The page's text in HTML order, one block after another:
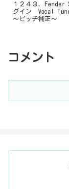
１２４３．Fender
グイン Vocal
～ピッチ補正～
コメント